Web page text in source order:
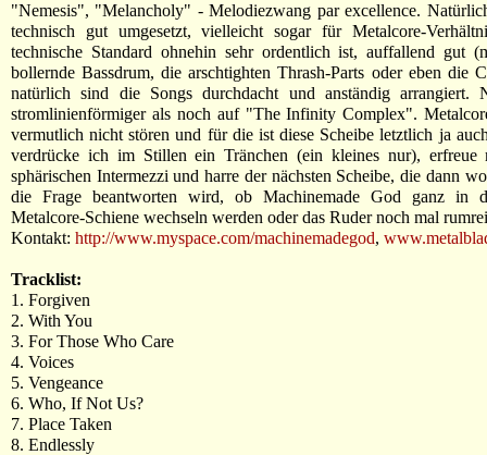
"Nemesis", "Melancholy" - Melodiezwang par excellence.
technisch gut umgesetzt, vielleicht sogar für Metalcore-
technische Standard ohnehin sehr ordentlich ist, auffallend gut
bollernde Bassdrum, die arschtighten Thrash-Parts oder eben die
natürlich sind die Songs durchdacht und anständig arrangiert.
stromlinienförmiger als noch auf "The Infinity Complex".
vermutlich nicht stören und für die ist diese Scheibe letztlich ja
verdrücke ich im Stillen ein Tränchen (ein kleines nur), erfreue
sphärischen Intermezzi und harre der nächsten Scheibe, die dann
die Frage beantworten wird, ob Machinemade God ganz in
Metalcore-Schiene wechseln werden oder das Ruder noch mal
Kontakt: http://www.myspace.com/machinemadegod,
Tracklist:
1. Forgiven
2. With You
3. For Those Who Care
4. Voices
5. Vengeance
6. Who, If Not Us?
7. Place Taken
8. Endlessly